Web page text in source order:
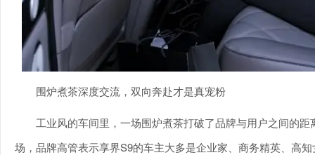
围炉煮茶深度交流，双向奔赴才是真宠粉
工业风的车间里，一场围炉煮茶打破了品牌与用户之间的
场，品牌高管表示享界S9的车主大多是企业家、商务精英、高